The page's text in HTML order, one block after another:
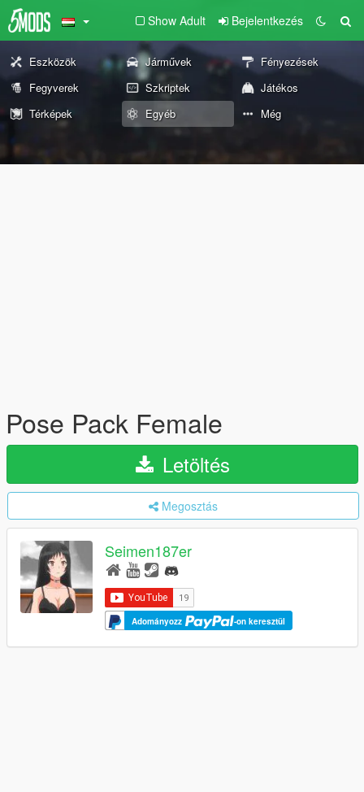
Show Adult Bejelentkezés
Eszközök Járművek
Fényezések
Fegyverek
Szkriptek
Játékos
Térképek
Egyéb Még
Pose Pack Female
Letöltés
Megosztás
Seimen187er
Adományozz -on keresztül